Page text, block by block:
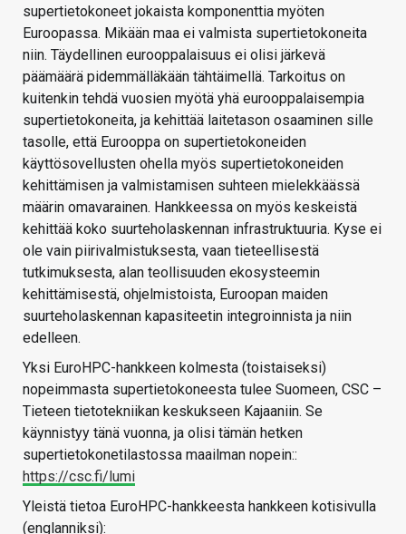
supertietokoneet jokaista komponenttia myöten
Euroopassa. Mikään maa ei valmista supertietokoneita
niin. Täydellinen eurooppalaisuus ei olisi järkevä
päämäärä pidemmälläkään tähtäimellä. Tarkoitus on
kuitenkin tehdä vuosien myötä yhä eurooppalaisempia
supertietokoneita, ja kehittää laitetason osaaminen sille
tasolle, että Eurooppa on supertietokoneiden
käyttösovellusten ohella myös supertietokoneiden
kehittämisen ja valmistamisen suhteen mielekkäässä
määrin omavarainen. Hankkeessa on myös keskeistä
kehittää koko suurteholaskennan infrastruktuuria. Kyse ei
ole vain piirivalmistuksesta, vaan tieteellisestä
tutkimuksesta, alan teollisuuden ekosysteemin
kehittämisestä, ohjelmistoista, Euroopan maiden
suurteholaskennan kapasiteetin integroinnista ja niin
edelleen.
Yksi EuroHPC-hankkeen kolmesta (toistaiseksi)
nopeimmasta supertietokoneesta tulee Suomeen, CSC –
Tieteen tietotekniikan keskukseen Kajaaniin. Se
käynnistyy tänä vuonna, ja olisi tämän hetken
supertietokonetilastossa maailman nopein::
https://csc.fi/lumi
Yleistä tietoa EuroHPC-hankkeesta hankkeen kotisivulla
(englanniksi):